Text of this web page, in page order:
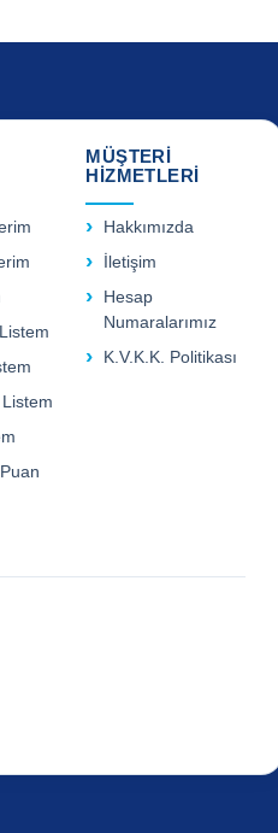
MÜŞTERİ
HİZMETLERİ
Hakkımızda
İletişim
Hesap
Numaralarımız
K.V.K.K. Politikası